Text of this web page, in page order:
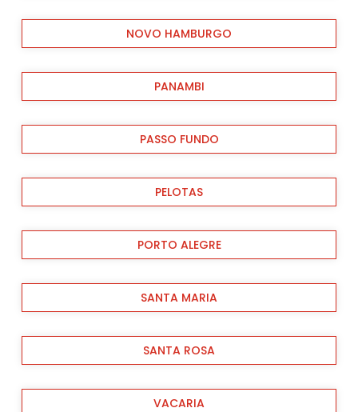
NOVO HAMBURGO
PANAMBI
PASSO FUNDO
PELOTAS
PORTO ALEGRE
SANTA MARIA
SANTA ROSA
VACARIA